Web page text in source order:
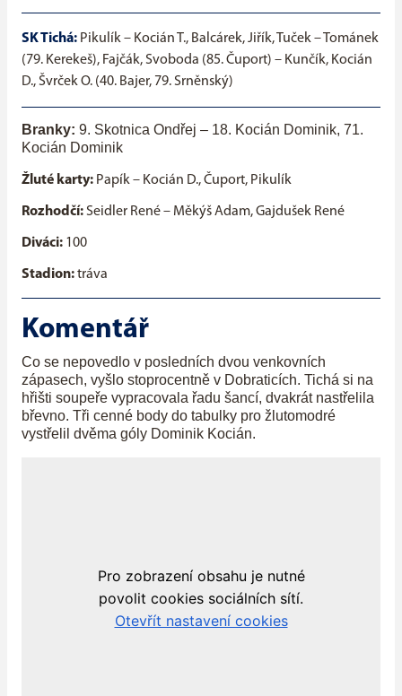
SK Tichá: Pikulík – Kocián T., Balcárek, Jiřík, Tuček – Tománek
(79. Kerekeš), Fajčák, Svoboda (85. Čuport) – Kunčík, Kocián
D., Švrček O. (40. Bajer, 79. Srněnský)
Branky: 9. Skotnica Ondřej – 18. Kocián Dominik, 71.
Kocián Dominik
Žluté karty: Papík – Kocián D., Čuport, Pikulík
Rozhodčí: Seidler René – Měkýš Adam, Gajdušek René
Diváci: 100
Stadion:tráva
Komentář
Co se nepovedlo v posledních dvou venkovních
zápasech, vyšlo stoprocentně v Dobraticích. Tichá si na
hřišti soupeře vypracovala řadu šancí, dvakrát nastřelila
břevno. Tři cenné body do tabulky pro žlutomodré
vystřelil dvěma góly Dominik Kocián.